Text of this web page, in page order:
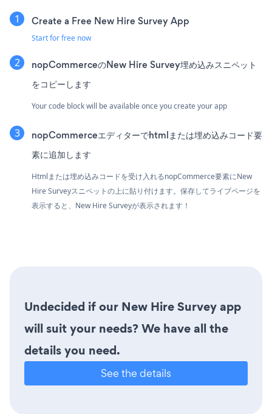
Create a Free New Hire Survey App
Start for free now
nopCommerceのNew Hire Survey埋め込みスニペット
をコピーします
Your code block will be available once you create your app
nopCommerceエディターでhtmlまたは埋め込みコード要
素に追加します
Htmlまたは埋め込みコードを受け入れるnopCommerce要素にNew
Hire Surveyスニペットの上に貼り付けます。保存してライブページを
表示すると、New Hire Surveyが表示されます！
Undecided if our New Hire Survey app
will suit your needs? We have all the
details you need.
See the details